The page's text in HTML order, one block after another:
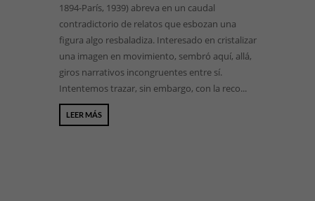
1894-París, 1939) abreva en un caudal
contradictorio de relatos que esbozan una
figura algo resbaladiza. Interesado en cristalizar
una imagen en movimiento, sembró aquí, allá,
giros narrativos incongruentes entre sí.
Intentemos trazar, sin embargo, con la reco...
LEER MÁS